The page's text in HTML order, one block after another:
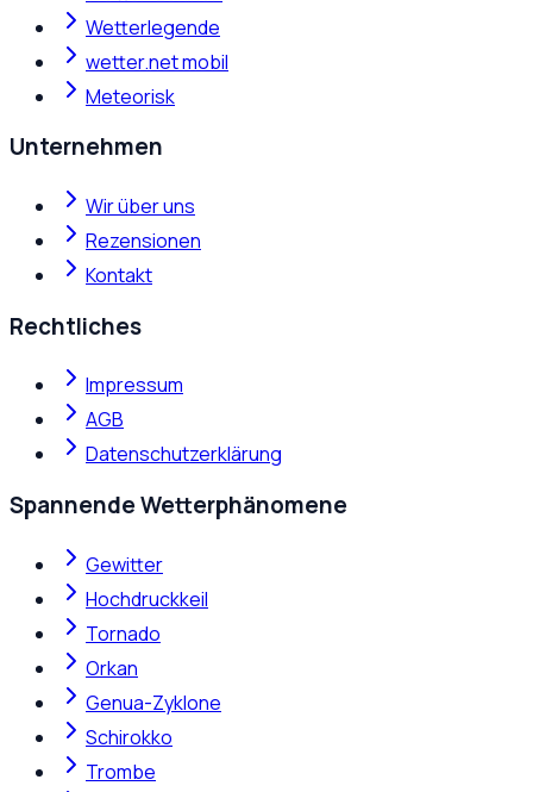
Wetterlegende
wetter.net mobil
Meteorisk
Unternehmen
Wir über uns
Rezensionen
Kontakt
Rechtliches
Impressum
AGB
Datenschutzerklärung
Spannende Wetterphänomene
Gewitter
Hochdruckkeil
Tornado
Orkan
Genua-Zyklone
Schirokko
Trombe